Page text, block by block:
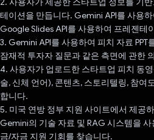
테이션을 만듭니다. Gemini API를 사용
Google Slides API를 사용하여 프레젠테
3. Gemini API를 사용하여 피치 자료 PPT
잠재적 투자자 질문과 같은 측면에 관한
4. 사용자가 업로드한 스타트업 피치 동
술, 신체 언어), 콘텐츠, 스토리텔링, 참여
합니다.
5. 미국 연방 정부 지원 사이트에서 제공
Gemini의 기술 자료 및 RAG 시스템을
금/자금 지원 기회를 찾습니다.